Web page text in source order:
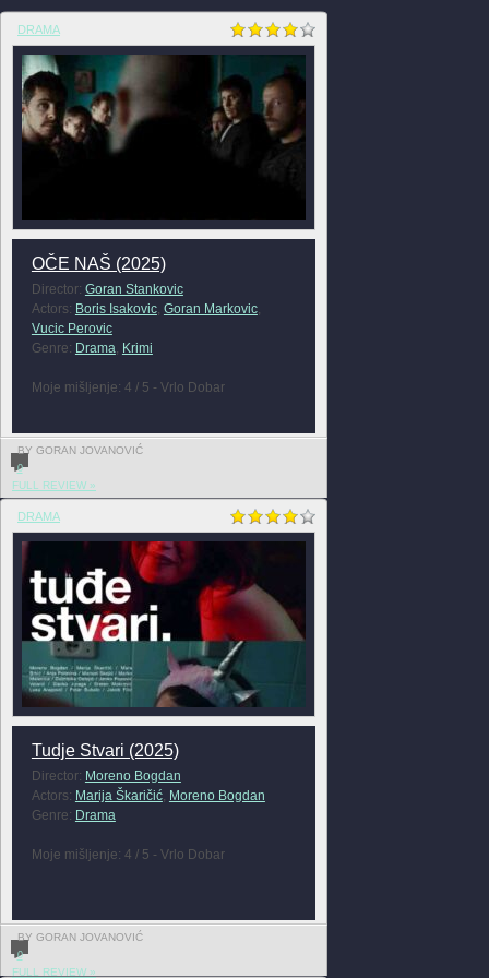
DRAMA
OČE NAŠ (2025)
Director: Goran Stankovic
Actors: Boris Isakovic, Goran Markovic,
Vucic Perovic
Genre: Drama, Krimi
Moje mišljenje: 4 / 5 - Vrlo Dobar
BY GORAN JOVANOVIĆ
0
FULL REVIEW »
DRAMA
Tudje Stvari (2025)
Director: Moreno Bogdan
Actors: Marija Škaričić, Moreno Bogdan
Genre: Drama
Moje mišljenje: 4 / 5 - Vrlo Dobar
BY GORAN JOVANOVIĆ
0
FULL REVIEW »